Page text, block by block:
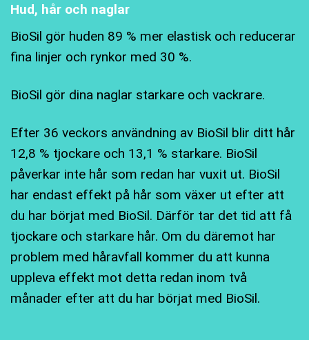
Hud, hår och naglar
BioSil gör huden 89 % mer elastisk och reducerar
fina linjer och rynkor med 30 %.
BioSil gör dina naglar starkare och vackrare.
Efter 36 veckors användning av BioSil blir ditt hår
12,8 % tjockare och 13,1 % starkare. BioSil
påverkar inte hår som redan har vuxit ut. BioSil
har endast effekt på hår som växer ut efter att
du har börjat med BioSil. Därför tar det tid att få
tjockare och starkare hår. Om du däremot har
problem med håravfall kommer du att kunna
uppleva effekt mot detta redan inom två
månader efter att du har börjat med BioSil.